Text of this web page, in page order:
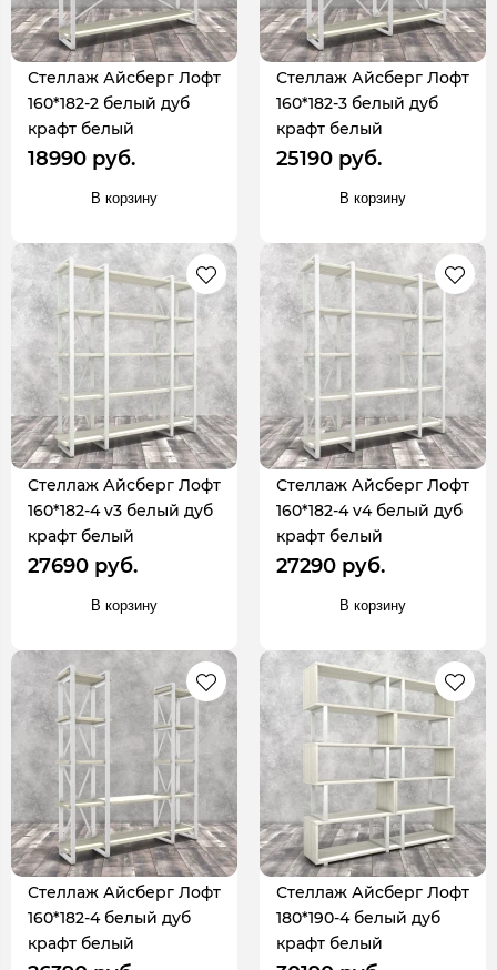
Стеллаж Айсберг Лофт
160*182-2 белый дуб
крафт белый
18990 руб.
В корзину
Стеллаж Айсберг Лофт
160*182-3 белый дуб
крафт белый
25190 руб.
В корзину
Стеллаж Айсберг Лофт
160*182-4 v3 белый дуб
крафт белый
27690 руб.
В корзину
Стеллаж Айсберг Лофт
160*182-4 v4 белый дуб
крафт белый
27290 руб.
В корзину
Стеллаж Айсберг Лофт
160*182-4 белый дуб
крафт белый
Стеллаж Айсберг Лофт
180*190-4 белый дуб
крафт белый